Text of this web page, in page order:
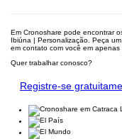
Em Cronoshare pode encontrar
Ibiúna | Personalização. Peça
em contato com você em apenas
Quer trabalhar conosco?
Registre-se